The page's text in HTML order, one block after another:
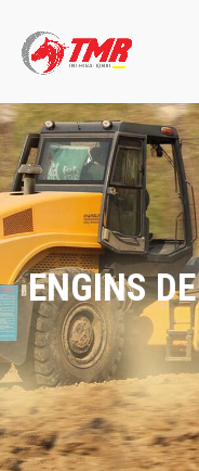
ENGINS